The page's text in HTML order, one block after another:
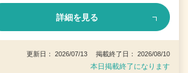
詳細を見る
更新日： 2026/07/13 掲載終了日： 2026/08/10
本日掲載終了になります